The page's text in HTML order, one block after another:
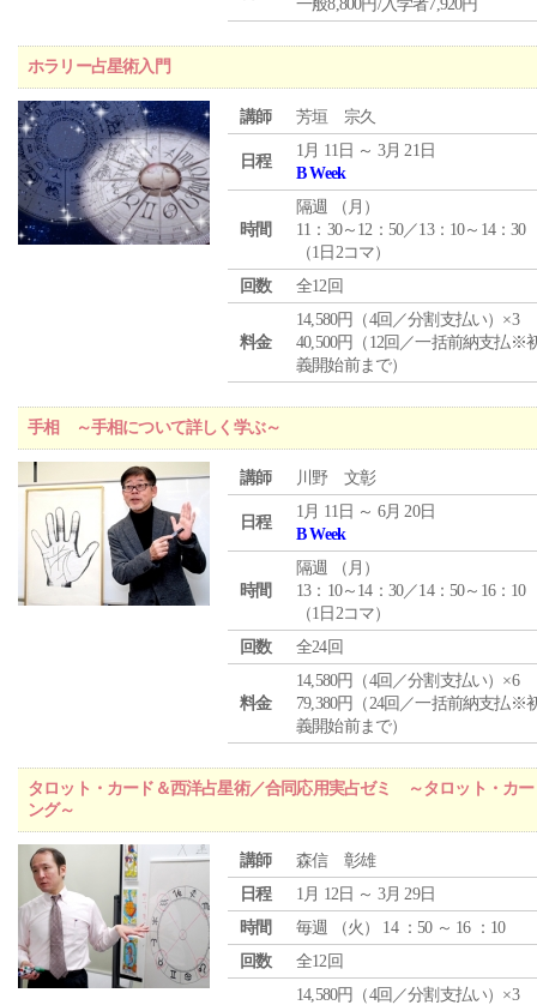
一般8,800円/入学者7,920円
ホラリー占星術入門
講師 芳垣 宗久
日程
1月 11日 ～ 3月 21日
B Week
時間
隔週 （ 月 ）
11：30～12：50／13：10～14：30
（1日2コマ）
回数
全12回
料金
14,580円（4回／分割支払い）×3
40,500円（12回／一括前納支払※
義開始前まで）
手相 ～手相について詳しく学ぶ～
講師 川野 文彰
日程
1月 11日 ～ 6月 20日
B Week
時間
隔週 （ 月 ）
13：10～14：30／14：50～16：10
（1日2コマ）
回数
全24回
料金
14,580円（4回／分割支払い）×6
79,380円（24回／一括前納支払※
義開始前まで）
タロット・カード＆西洋占星術／合同応用実占ゼミ ～タロット・カ
ング～
講師
森信 彰雄
日程
1月 12日 ～ 3月 29日
時間
毎週 （火 ） 14 ：50 ～ 16 ：10
回数
全12回
14,580円（4回／分割支払い）×3